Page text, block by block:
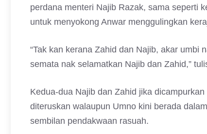
perdana menteri Najib Razak, sama seperti
untuk menyokong Anwar menggulingkan
“Tak kan kerana Zahid dan Najib, akar umbi
semata nak selamatkan Najib dan Zahid,”
Kedua-dua Najib dan Zahid jika
diteruskan walaupun Umno kini berada
sembilan pendakwaan rasuah.